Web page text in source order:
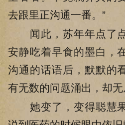
去跟里正沟通一番。”
闻此，苏年年点了点
安静吃着早食的墨白，
沟通的话语后，默默的
有无数的问题涌出，却无
她变了，变得聪慧果